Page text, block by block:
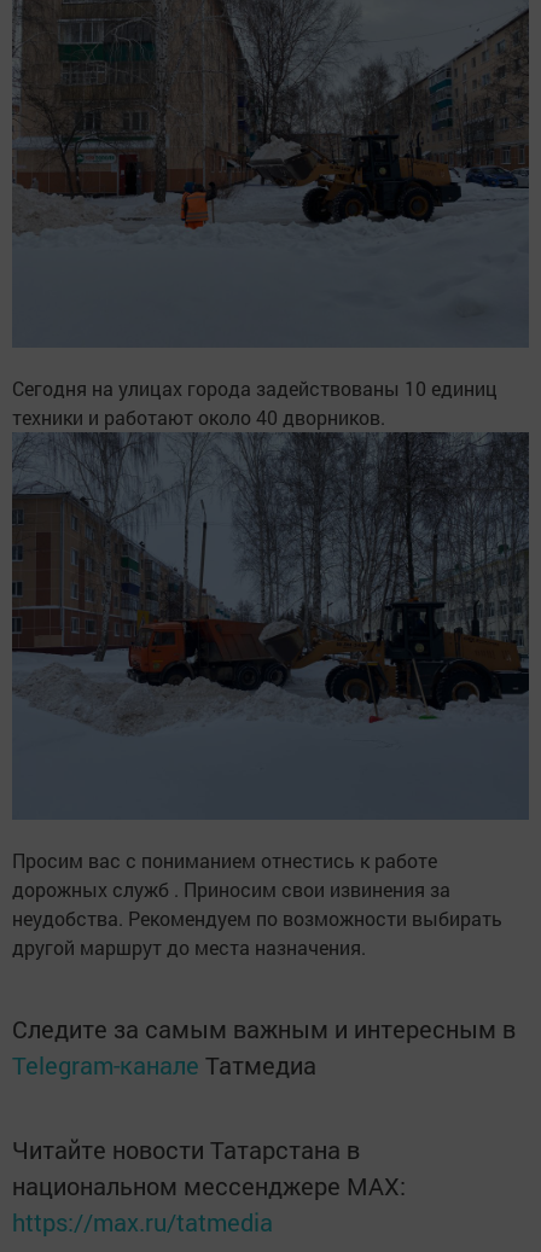
Сегодня на улицах города задействованы 10 единиц
техники и работают около 40 дворников.
Просим вас с пониманием отнестись к работе
дорожных служб . Приносим свои извинения за
неудобства. Рекомендуем по возможности выбирать
другой маршрут до места назначения.
Следите за самым важным и интересным в
Telegram-канале Татмедиа
Читайте новости Татарстана в
национальном мессенджере MАХ:
https://max.ru/tatmedia